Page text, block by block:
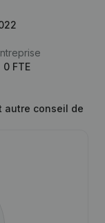
0 FTE
autre conseil de